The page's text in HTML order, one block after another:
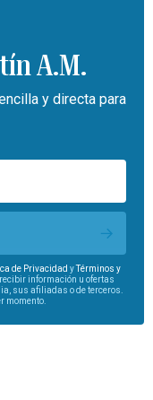
A.M.
y directa para
de Privacidad yTérminos y
información u ofertas
sus afiliadas o de terceros.
momento.